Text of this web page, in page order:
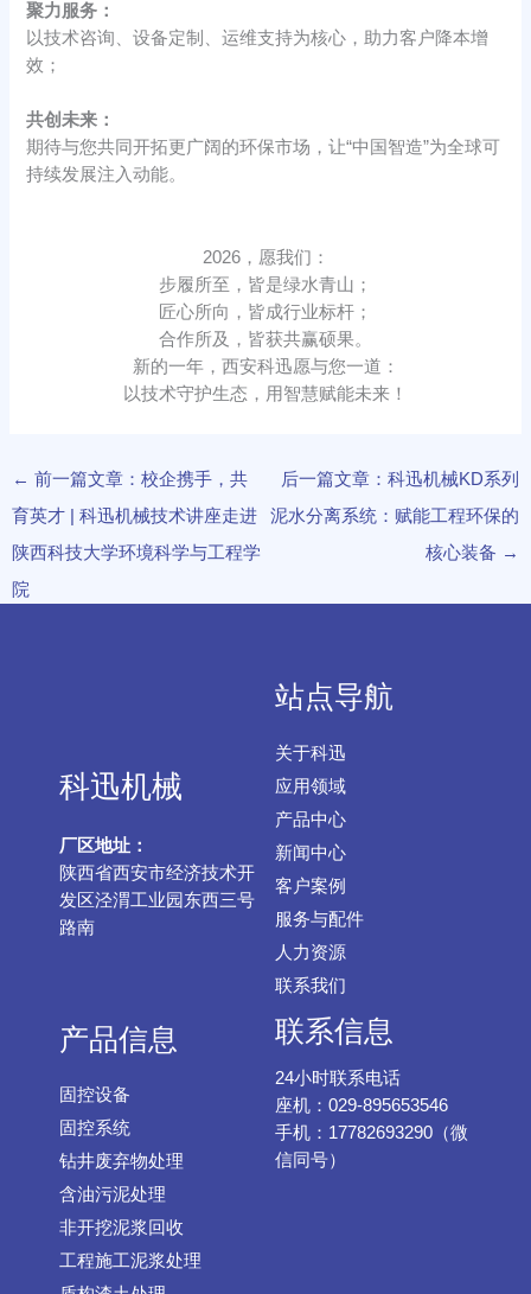
聚力服务：
以技术咨询、设备定制、运维支持为核心，助力客户降本增
效；
共创未来：
期待与您共同开拓更广阔的环保市场，让“中国智造”为全球可
持续发展注入动能。
2026，愿我们：
步履所至，皆是绿水青山；
匠心所向，皆成行业标杆；
合作所及，皆获共赢硕果。
新的一年，西安科迅愿与您一道：
以技术守护生态，用智慧赋能未来！
← 前一篇文章：校企携手，共
育英才 | 科迅机械技术讲座走进
陕西科技大学环境科学与工程学
院
后一篇文章：科迅机械KD系列
泥水分离系统：赋能工程环保的
核心装备 →
科迅机械
厂区地址：
陕西省西安市经济技术开
发区泾渭工业园东西三号
路南
站点导航
关于科迅
应用领域
产品中心
新闻中心
客户案例
服务与配件
人力资源
联系我们
产品信息
固控设备
固控系统
钻井废弃物处理
含油污泥处理
非开挖泥浆回收
工程施工泥浆处理
联系信息
24小时联系电话
座机：029-895653546
手机：17782693290（微
信同号）